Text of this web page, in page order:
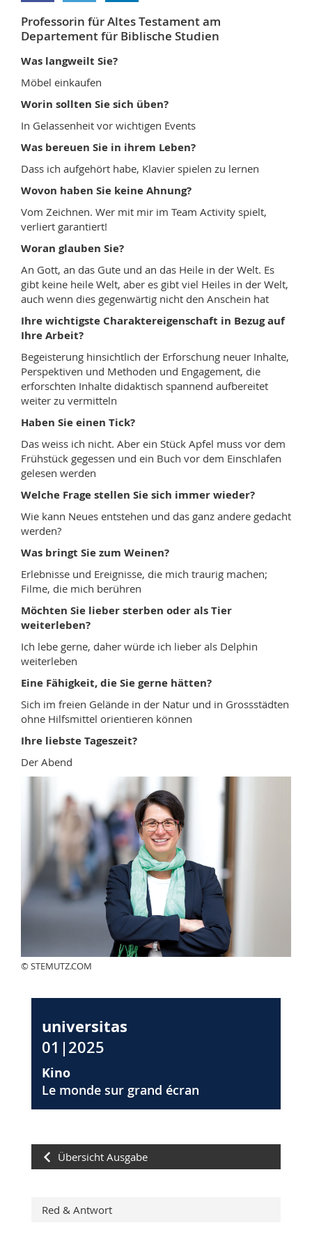
Interfakultär
Doktorierende
MyUnifr
Professorin für Altes Testament am
Departement für Biblische Studien
Was langweilt Sie?
Möbel einkaufen
Worin sollten Sie sich üben?
In Gelassenheit vor wichtigen Events
Was bereuen Sie in ihrem Leben?
Dass ich aufgehört habe, Klavier spielen zu lernen
Wovon haben Sie keine Ahnung?
Vom Zeichnen. Wer mit mir im Team Activity spielt,
verliert garantiert!
Woran glauben Sie?
An Gott, an das Gute und an das Heile in der Welt. Es
gibt keine heile Welt, aber es gibt viel Heiles in der Welt,
auch wenn dies gegenwärtig nicht den Anschein hat
Ihre wichtigste Charaktereigenschaft in Bezug auf
Ihre Arbeit?
Begeisterung hinsichtlich der Erforschung neuer Inhalte,
Perspektiven und Methoden und Engagement, die
erforschten Inhalte didaktisch spannend aufbereitet
weiter zu vermitteln
Haben Sie einen Tick?
Das weiss ich nicht. Aber ein Stück Apfel muss vor dem
Frühstück gegessen und ein Buch vor dem Einschlafen
gelesen werden
Welche Frage stellen Sie sich immer wieder?
Wie kann Neues entstehen und das ganz andere gedacht
werden?
Was bringt Sie zum Weinen?
Erlebnisse und Ereignisse, die mich traurig machen;
Filme, die mich berühren
Möchten Sie lieber sterben oder als Tier
weiterleben?
Ich lebe gerne, daher würde ich lieber als Delphin
weiterleben
Eine Fähigkeit, die Sie gerne hätten?
Sich im freien Gelände in der Natur und in Grossstädten
ohne Hilfsmittel orientieren können
Ihre liebste Tageszeit?
Der Abend
© STEMUTZ.COM
universitas
01|2025
Kino
Le monde sur grand écran
Übersicht Ausgabe
Red & Antwort